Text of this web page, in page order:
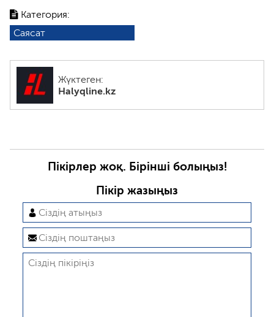
Категория:
Саясат
Жүктеген:
Halyqline.kz
Пікірлер жоқ. Бірінші болыңыз!
Пікір жазыңыз